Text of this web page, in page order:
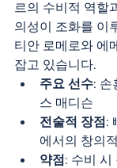
르의 수비적 역할
의성이 조화를 이
티안 로메로와 에
잡고 있습니다.
주요 선수: 손
스 매디슨
전술적 장점 :
에서의 창의
약점 : 수비 시